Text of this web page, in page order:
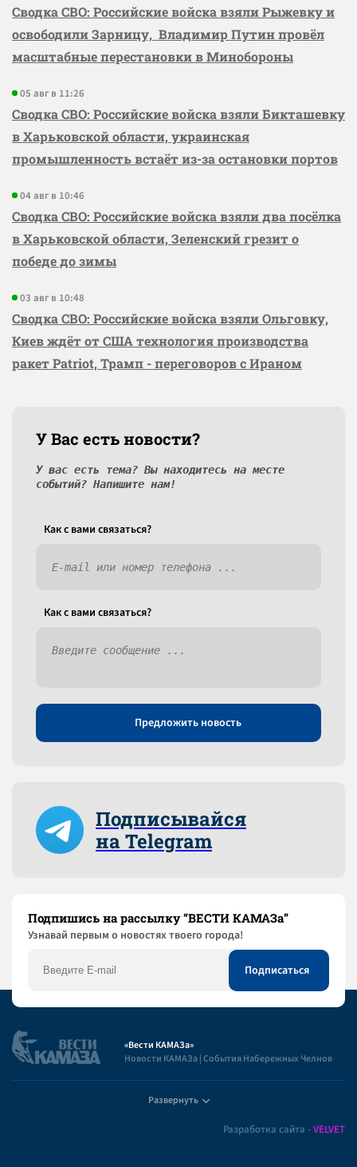
Сводка СВО: Российские войска взяли Рыжевку и
освободили Зарницу, Владимир Путин провёл
масштабные перестановки в Минобороны
05 авг в 11:26
Сводка СВО: Российские войска взяли Бикташевку
в Харьковской области, украинская
промышленность встаёт из-за остановки портов
04 авг в 10:46
Сводка СВО: Российские войска взяли два посёлка
в Харьковской области, Зеленский грезит о
победе до зимы
03 авг в 10:48
Сводка СВО: Российские войска взяли Ольговку,
Киев ждёт от США технология производства
ракет Patriot, Трамп - переговоров с Ираном
У Вас есть новости?
У вас есть тема? Вы находитесь на месте
событий? Напишите нам!
Как c вами связаться?
Как c вами связаться?
Предложить новость
Подписывайся
на Telegram
Подпишись на рассылку “ВЕСТИ КАМАЗа”
Узнaвай первым о новостях твоего города!
«Вести КАМАЗа»
Новости КАМАЗа | События Набережных Челнов
Развернуть
Разработка сайта -VELVET